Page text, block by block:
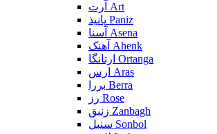
آرت Art
پانیذ Paniz
آسنا Asena
آهنک Ahenk
ارتانگا Ortanga
ارس Aras
بررا Berra
رز Rose
زنبق Zanbagh
سنبل Sonbol